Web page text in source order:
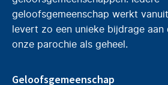
geloofsgemeenschap werkt
levert zo een unieke bijdrage
onze parochie als geheel.
Geloofsgemeenschap